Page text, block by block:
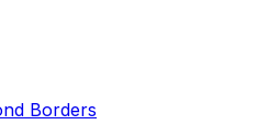
Borders